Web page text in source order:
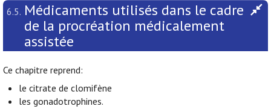
6.5. Médicaments utilisés dans le cadre
de la procréation médicalement
assistée
Ce chapitre reprend:
le citrate de clomifène
les gonadotrophines.